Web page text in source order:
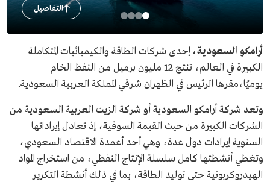
التفاصيل
أرامكو السعودية،إحدى شركات الطاقة والكيميائيات المتكاملة
الكبيرة في العالم، تنتج 12 مليون برميل من النفط الخام
يوميًا،مقرها الرئيس في الظهران شرقي المملكة العربية السعودية.
وتعد شركة أرامكو السعودية أو شركة الزيت العربية السعودية من
الشركات الكبيرة من حيث القيمة السوقية، إذ تعادل إيراداتها
السنوية إيرادات دول عدة، وهي أحد أعمدة الاقتصاد السعودي،
وتغطي أنشطتها كامل سلسلة الإنتاج النفطي، من استخراج المواد
الهيدروكربونية حتى توليد الطاقة، بما في ذلك أنشطة التكرير